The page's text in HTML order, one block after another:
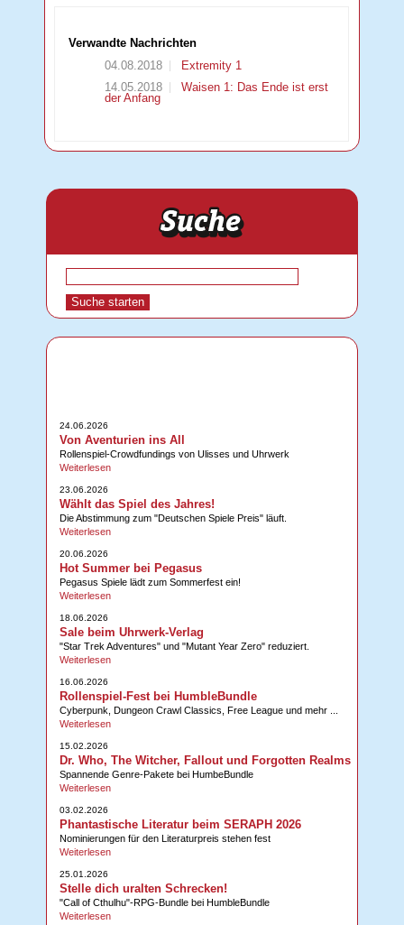
Verwandte Nachrichten
04.08.2018
Extremity 1
14.05.2018
Waisen 1: Das Ende ist erst
der Anfang
24.06.2026
Von Aventurien ins All
Rollenspiel-Crowdfundings von Ulisses und Uhrwerk
Weiterlesen
23.06.2026
Wählt das Spiel des Jahres!
Die Abstimmung zum "Deutschen Spiele Preis" läuft.
Weiterlesen
20.06.2026
Hot Summer bei Pegasus
Pegasus Spiele lädt zum Sommerfest ein!
Weiterlesen
18.06.2026
Sale beim Uhrwerk-Verlag
"Star Trek Adventures" und "Mutant Year Zero" reduziert.
Weiterlesen
16.06.2026
Rollenspiel-Fest bei HumbleBundle
Cyberpunk, Dungeon Crawl Classics, Free League und mehr ...
Weiterlesen
15.02.2026
Dr. Who, The Witcher, Fallout und Forgotten Realms
Spannende Genre-Pakete bei HumbeBundle
Weiterlesen
03.02.2026
Phantastische Literatur beim SERAPH 2026
Nominierungen für den Literaturpreis stehen fest
Weiterlesen
25.01.2026
Stelle dich uralten Schrecken!
"Call of Cthulhu"-RPG-Bundle bei HumbleBundle
Weiterlesen